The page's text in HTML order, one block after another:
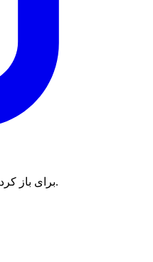
برای باز کردن کانال رسمی، روی یک آیکن بزنید.